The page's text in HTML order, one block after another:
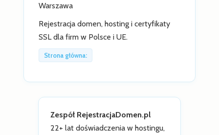
Warszawa
Rejestracja domen, hosting i certyfikaty
SSL dla firm w Polsce i UE.
Strona główna:
Zespół RejestracjaDomen.pl
22+ lat doświadczenia w hostingu,